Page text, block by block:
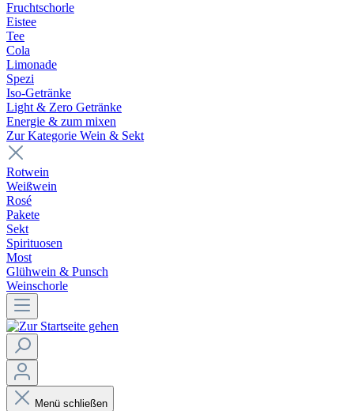
Fruchtschorle
Eistee
Tee
Cola
Limonade
Spezi
Iso-Getränke
Light & Zero Getränke
Energie & zum mixen
Zur Kategorie Wein & Sekt
Rotwein
Weißwein
Rosé
Pakete
Sekt
Spirituosen
Most
Glühwein & Punsch
Weinschorle
Menü schließen